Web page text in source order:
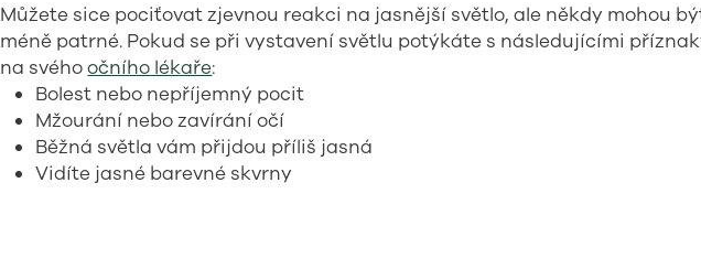
Můžete sice pociťovat zjevnou reakci na jasnější světlo, ale někdy mohou
méně patrné. Pokud se při vystavení světlu potýkáte s následujícími
na svéhoočního lékaře:
Bolest nebo nepříjemný pocit
Mžourání nebo zavírání očí
Běžná světla vám přijdou příliš jasná
Vidíte jasné barevné skvrny